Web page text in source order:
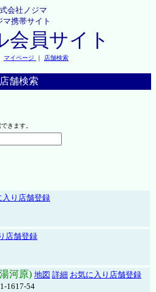
会社ノジマ
マ携帯サイト
会員サイト
マイページ ｜ 店舗検索
店舗検索
きます。
入り店舗登録
店舗登録
河原) 地図 詳細 お気に入り店舗登録
1617-54